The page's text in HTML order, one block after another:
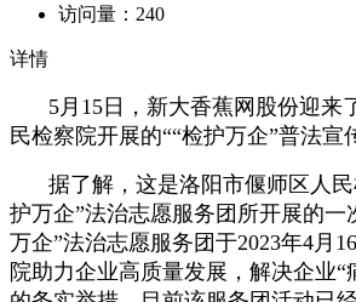
访问量： 240
详情
5月15日，新大香蕉网股份迎
民检察院开展的““检护万企”普法宣传活
据了解，这是洛阳市偃师区人
护万企”法治志愿服务团所开展的一次
万企”法治志愿服务团于2023年4月16
院助力企业高质量发展，解决企业